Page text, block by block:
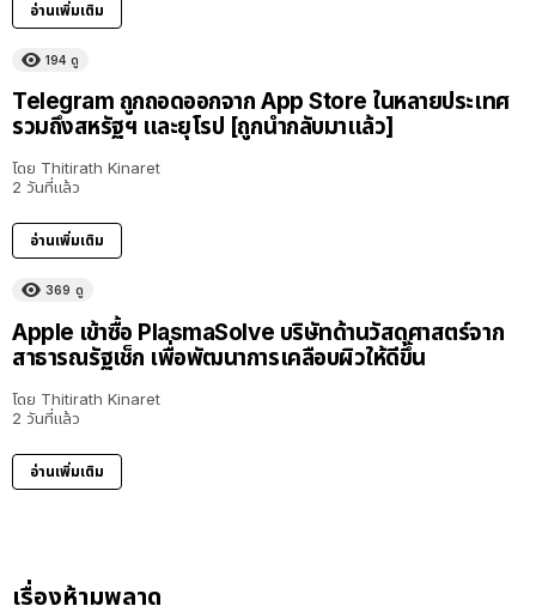
อ่านเพิ่มเติม
194 ดู
Telegram ถูกถอดออกจาก App Store ในหลายประเทศ
รวมถึงสหรัฐฯ และยุโรป [ถูกนำกลับมาแล้ว]
โดย Thitirath Kinaret
2 วันที่แล้ว
อ่านเพิ่มเติม
369 ดู
Apple เข้าซื้อ PlasmaSolve บริษัทด้านวัสดุศาสตร์จาก
สาธารณรัฐเช็ก เพื่อพัฒนาการเคลือบผิวให้ดีขึ้น
โดย Thitirath Kinaret
2 วันที่แล้ว
อ่านเพิ่มเติม
เรื่องห้ามพลาด